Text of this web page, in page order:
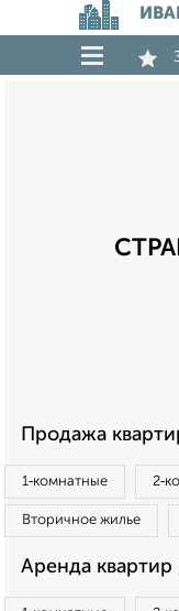
Продажа
1‑комнатные
Вторичное жилье
Аренда квартир